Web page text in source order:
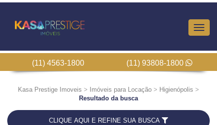
(11) 4563-1800 (11) 93808-1800
Kasa Prestige Imoveis > Imóveis para Locação > Higienópolis >
Resultado da busca
CLIQUE AQUI E REFINE SUA BUSCA